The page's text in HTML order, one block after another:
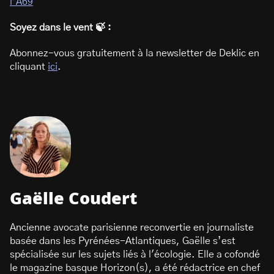
l’A69
Soyez dans le vent 🍃 :
Abonnez-vous gratuitement à la newsletter de Deklic en
cliquant ici.
Gaëlle Coudert
Ancienne avocate parisienne reconvertie en journaliste
basée dans les Pyrénées-Atlantiques, Gaëlle s’est
spécialisée sur les sujets liés à l'écologie. Elle a cofondé
le magazine basque Horizon(s), a été rédactrice en chef